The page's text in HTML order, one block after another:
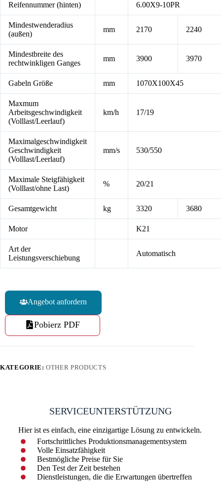
Reifennummer (hinten) 6.00X9-10PR
Mindestwenderadius
(außen)
mm 2170 2240
Mindestbreite des
rechtwinkligen Ganges
mm 3900 3970
Gabeln Größe mm 1070X100X45
Maxmum
Arbeitsgeschwindigkeit
(Volllast/Leerlauf)
km/h 17/19
Maximalgeschwindigkeit
Geschwindigkeit
(Volllast/Leerlauf)
mm/s 530/550
Maximale Steigfähigkeit
(Volllast/ohne Last)
% 20/21
Gesamtgewicht kg 3320 3680
Motor K21
Art der
Leistungsverschiebung
Automatisch
Angebot anfordern
Pobierz PDF
KATEGORIE:OTHER PRODUCTS
SERVICEUNTERSTÜTZUNG
Hier ist es einfach, eine einzigartige Lösung zu entwickeln.
Fortschrittliches Produktionsmanagementsystem
Volle Einsatzfähigkeit
Bestmögliche Preise für Sie
Den Test der Zeit bestehen
Dienstleistungen, die die Erwartungen übertreffen